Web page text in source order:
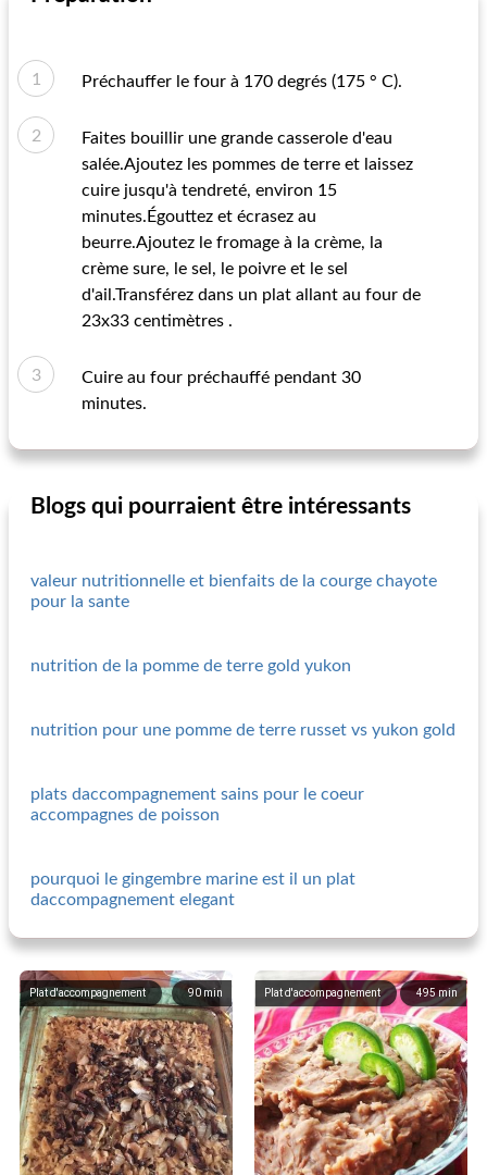
Préchauffer le four à 170 degrés (175 ° C).
Faites bouillir une grande casserole d'eau
salée.Ajoutez les pommes de terre et laissez
cuire jusqu'à tendreté, environ 15
minutes.Égouttez et écrasez au
beurre.Ajoutez le fromage à la crème, la
crème sure, le sel, le poivre et le sel
d'ail.Transférez dans un plat allant au four de
23x33 centimètres .
Cuire au four préchauffé pendant 30
minutes.
Blogs qui pourraient être intéressants
valeur nutritionnelle et bienfaits de la courge chayote
pour la sante
nutrition de la pomme de terre gold yukon
nutrition pour une pomme de terre russet vs yukon gold
plats daccompagnement sains pour le coeur
accompagnes de poisson
pourquoi le gingembre marine est il un plat
daccompagnement elegant
90 min
Plat d'accompagnement 495min
Plat d'accompagnement